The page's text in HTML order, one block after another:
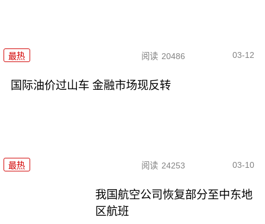
最热 阅读 20486 03-12
国际油价过山车 金融市场现反转
最热 阅读 24253 03-10
我国航空公司恢复部分至中东地
区航班